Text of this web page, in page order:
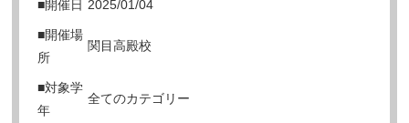
■開催日 2025/01/04
■開催場
所
関目高殿校
■対象学
年
全てのカテゴリー